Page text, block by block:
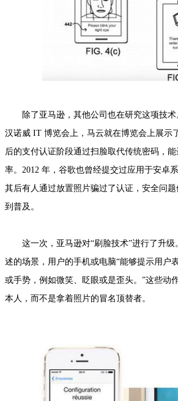
除了亚马逊，其他公司也在研究这项技术
汉诺威 IT 博览会上，马云就在博览会上展示
后的支付认证阶段通过扫脸取代传统密码，能
率。2012 年，谷歌也曾经提交过应用于安卓
其后有人通过放置照片骗过了认证，安全问
到普及。
这一次，亚马逊对“刷脸技术”进行了升级
述的场景，用户的手机或电脑“能够提示用户
或手势，例如微笑、眨眼或是歪头。”这些动
本人，而不是拿着照片的冒名顶替者。